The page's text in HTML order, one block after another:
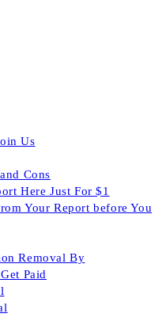
Us
Cons
Here Just For $1
Your Report before You
Removal By
Paid